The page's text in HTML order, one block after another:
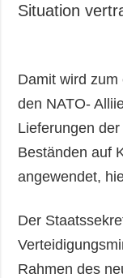
Interview
Fotos
Video
Situation
Damit wird
den NATO-
Lieferungen
Beständen auf
angewendet,
Der
Rahmen des